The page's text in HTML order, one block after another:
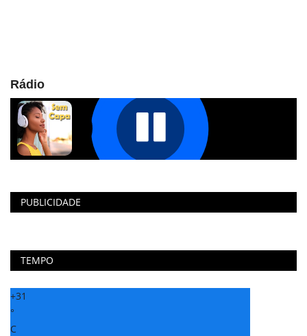
Rádio
PUBLICIDADE
TEMPO
+31
°
C